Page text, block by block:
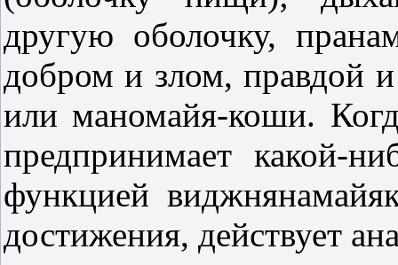
другую оболочку,
добром и злом, правдой
или маномайя-коши.
предпринимает какой-
функцией
достижения, действует